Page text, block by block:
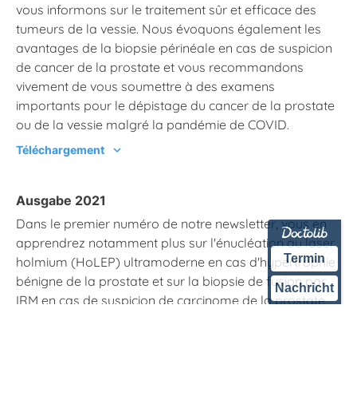
vous informons sur le traitement sûr et efficace des
tumeurs de la vessie. Nous évoquons également les
avantages de la biopsie périnéale en cas de suspicion
de cancer de la prostate et vous recommandons
vivement de vous soumettre à des examens
importants pour le dépistage du cancer de la prostate
ou de la vessie malgré la pandémie de COVID.
Téléchargement chevron_right
Ausgabe 2021
Dans le premier numéro de notre newsletter, vous en
apprendrez notamment plus sur l'énucléation au laser
holmium (HoLEP) ultramoderne en cas d'hypertrophie
bénigne de la prostate et sur la biopsie de fusion par
IRM en cas de suspicion de carcinome de la prostate.
Termin
Nachricht